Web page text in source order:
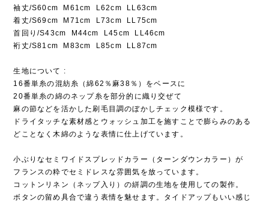
袖丈/S60cm M61cm L62cm LL63cm
着丈/S69cm M71cm L73cm LL75cm
首回り/S43cm M44cm L45cm LL46cm
裄丈/S81cm M83cm L85cm LL87cm
生地について :
16番単糸の混紡糸（綿62％麻38％）をベースに
20番単糸の綿のネップ糸を部分的に織り交ぜて
麻の節などを活かした刷毛目調のぼかしチェック模様です。
ドライタッチな素材感とウォッシュ加工を施すことで膨らみのある
どことなく木綿のような表情に仕上げています。
小ぶりなセミワイドスプレッドカラー（ターンダウンカラー）が
フランスの粋でセミドレスな雰囲気を放っています。
コットンリネン（ネップ入り）の絣調の生地を使用しての製作。
ボタンの留め具合で違う表情を魅せます。タイドアップもいい感じ